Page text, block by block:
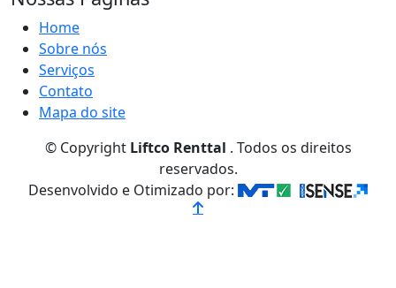
Home
Sobre nós
Serviços
Contato
Mapa do site
© Copyright Liftco Renttal . Todos os direitos
reservados.
Desenvolvido e Otimizado por: